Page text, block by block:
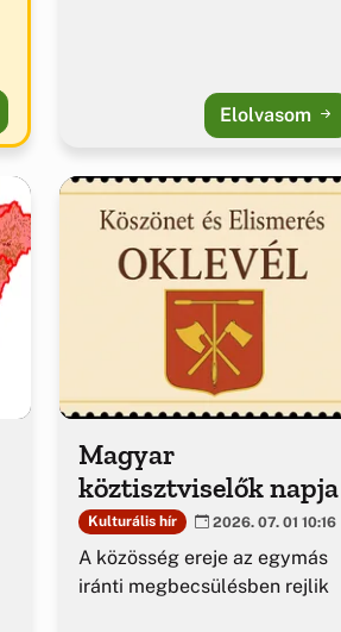
Elolvasom
Magyar
köztisztviselők napja
Kulturális hír 2026. 07. 01 10:16
A közösség ereje az egymás
iránti megbecsülésben rejlik